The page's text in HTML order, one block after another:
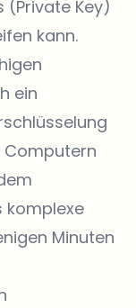
(Private Key)
kann.
ein
Computern
komplexe
Minuten